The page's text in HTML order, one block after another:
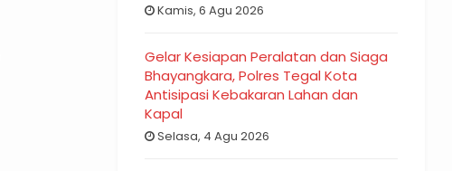
Kamis, 6 Agu 2026
Gelar Kesiapan Peralatan dan Siaga
Bhayangkara, Polres Tegal Kota
Antisipasi Kebakaran Lahan dan
Kapal
Selasa, 4 Agu 2026